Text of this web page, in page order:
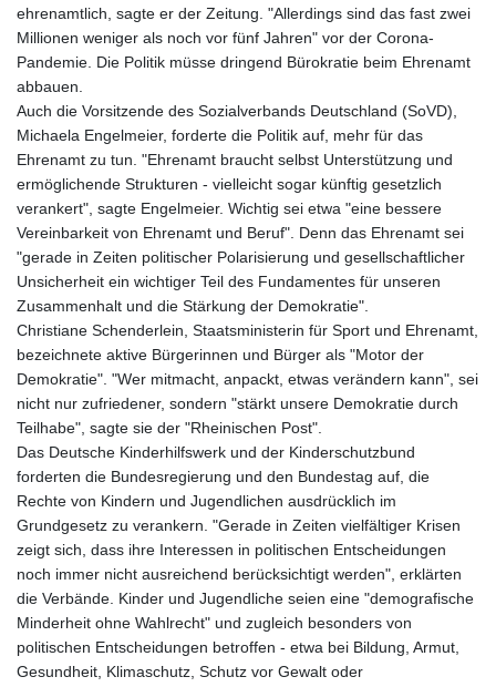
ehrenamtlich, sagte er der Zeitung. "Allerdings sind das fast zwei
Millionen weniger als noch vor fünf Jahren" vor der Corona-
Pandemie. Die Politik müsse dringend Bürokratie beim Ehrenamt
abbauen.
Auch die Vorsitzende des Sozialverbands Deutschland (SoVD),
Michaela Engelmeier, forderte die Politik auf, mehr für das
Ehrenamt zu tun. "Ehrenamt braucht selbst Unterstützung und
ermöglichende Strukturen - vielleicht sogar künftig gesetzlich
verankert", sagte Engelmeier. Wichtig sei etwa "eine bessere
Vereinbarkeit von Ehrenamt und Beruf". Denn das Ehrenamt sei
"gerade in Zeiten politischer Polarisierung und gesellschaftlicher
Unsicherheit ein wichtiger Teil des Fundamentes für unseren
Zusammenhalt und die Stärkung der Demokratie".
Christiane Schenderlein, Staatsministerin für Sport und Ehrenamt,
bezeichnete aktive Bürgerinnen und Bürger als "Motor der
Demokratie". "Wer mitmacht, anpackt, etwas verändern kann", sei
nicht nur zufriedener, sondern "stärkt unsere Demokratie durch
Teilhabe", sagte sie der "Rheinischen Post".
Das Deutsche Kinderhilfswerk und der Kinderschutzbund
forderten die Bundesregierung und den Bundestag auf, die
Rechte von Kindern und Jugendlichen ausdrücklich im
Grundgesetz zu verankern. "Gerade in Zeiten vielfältiger Krisen
zeigt sich, dass ihre Interessen in politischen Entscheidungen
noch immer nicht ausreichend berücksichtigt werden", erklärten
die Verbände. Kinder und Jugendliche seien eine "demografische
Minderheit ohne Wahlrecht" und zugleich besonders von
politischen Entscheidungen betroffen - etwa bei Bildung, Armut,
Gesundheit, Klimaschutz, Schutz vor Gewalt oder